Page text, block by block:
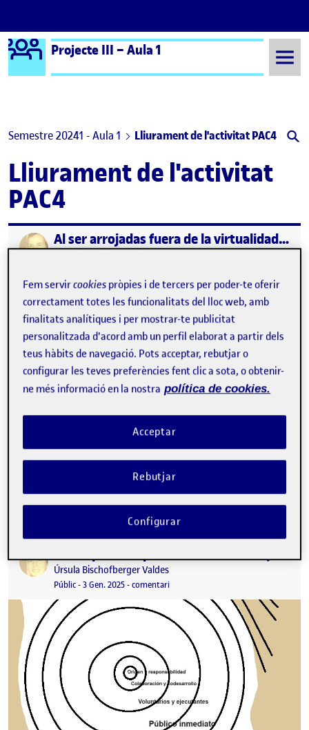
Saltar al contingut
Logo Ágora
Projecte III – Aula 1
Semestre 20241 - Aula 1 Lliurament de l'activitat PAC4
Lliurament de l'activitat
PAC4
Publicat per Al ser arrojadas fuera de la virtualidad, ¿pierden las obras el aura que tienen en el espacio digital?
¡Todas mis obras llorando a la vez! ¡Buaaaaaaaa quiero volver al
Folio de la UOC! Buaaaaaaaaaa, fuera estoy tan fea…
Notas para «explorando el terreno», Paloma Blanco
Publicat per
Úrsula Bischofberger Valdes
Visibilitat:
Públic-Data de publicació
3 Gen. 20253 gener, 2025 8:52 pm
-comentariel Notas para «explorando el
Fem servircookies pròpies i de tercers per poder-te oferir
correctament totes les funcionalitats del lloc web, amb
finalitats analítiques i per mostrar-te publicitat
personalitzada d'acord amb un perfil elaborat a partir dels
teus hàbits de navegació. Pots acceptar, rebutjar o
configurar les teves preferències fent clic a sota, o obtenir-
ne més informació en la nostra política de cookies.
Rebutjar
Acceptar
Configurar